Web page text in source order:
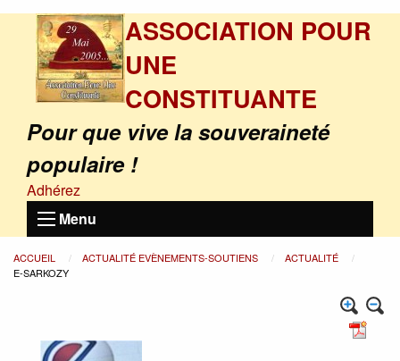
ASSOCIATION POUR
UNE
CONSTITUANTE
Pour que vive la souveraineté
populaire !
Adhérez
Menu
ACCUEIL ACTUALITÉ EVÈNEMENTS-SOUTIENS
ACTUALITÉ
E-SARKOZY